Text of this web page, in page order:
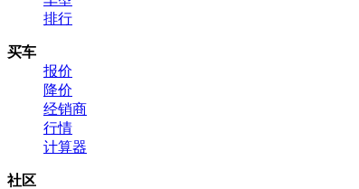
排行
买车
报价
降价
经销商
行情
计算器
社区